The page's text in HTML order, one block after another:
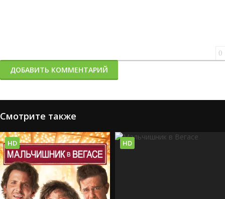
0
ДОБАВИТЬ КОММЕНТАРИЙ
Смотрите также
HD HD